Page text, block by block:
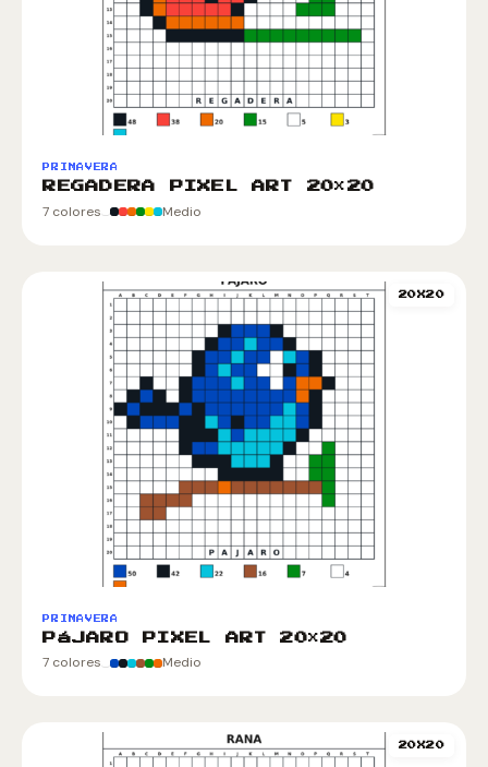
PRIMAVERA
REGADERA PIXEL ART 20×20
7 colores Medio
20X20
PRIMAVERA
PáJARO PIXEL ART 20×20
7 colores Medio
20X20